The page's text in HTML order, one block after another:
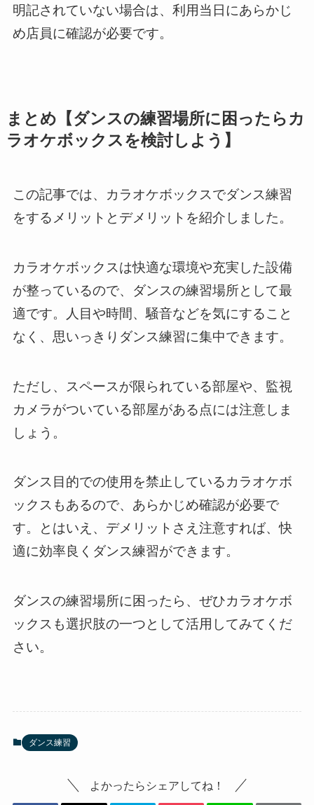
明記されていない場合は、利用当日にあらかじ
め店員に確認が必要です。
まとめ【ダンスの練習場所に困ったらカ
ラオケボックスを検討しよう】
この記事では、カラオケボックスでダンス練習
をするメリットとデメリットを紹介しました。
カラオケボックスは快適な環境や充実した設備
が整っているので、ダンスの練習場所として最
適です。人目や時間、騒音などを気にすること
なく、思いっきりダンス練習に集中できます。
ただし、スペースが限られている部屋や、監視
カメラがついている部屋がある点には注意しま
しょう。
ダンス目的での使用を禁止しているカラオケボ
ックスもあるので、あらかじめ確認が必要で
す。とはいえ、デメリットさえ注意すれば、快
適に効率良くダンス練習ができます。
ダンスの練習場所に困ったら、ぜひカラオケボ
ックスも選択肢の一つとして活用してみてくだ
さい。
ダンス練習
よかったらシェアしてね！